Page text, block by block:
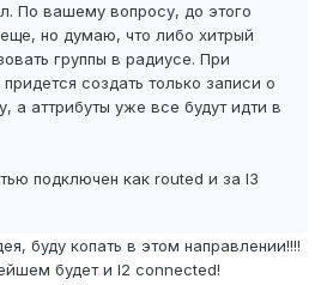
По вашему вопросу, до этого
но думаю, что либо хитрый
группы в радиусе. При
создать только записи о
а аттрибуты уже все будут идти в
подключен как routed и за l3
буду копать в этом направлении!!!!
будет и l2 connected!